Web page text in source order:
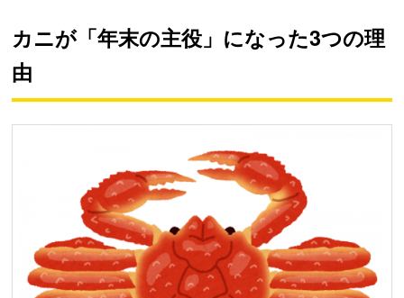
カニが「年末の主役」になった3つの理
由